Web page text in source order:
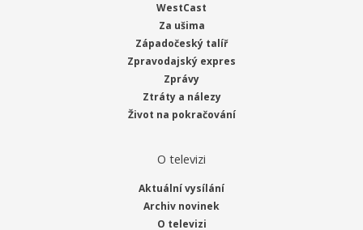
WestCast
Za ušima
Západočeský talíř
Zpravodajský expres
Zprávy
Ztráty a nálezy
Život na pokračování
O televizi
Aktuální vysílání
Archiv novinek
O televizi